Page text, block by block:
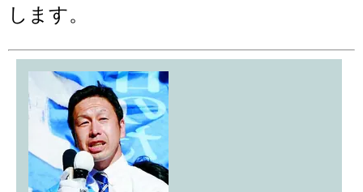
します。